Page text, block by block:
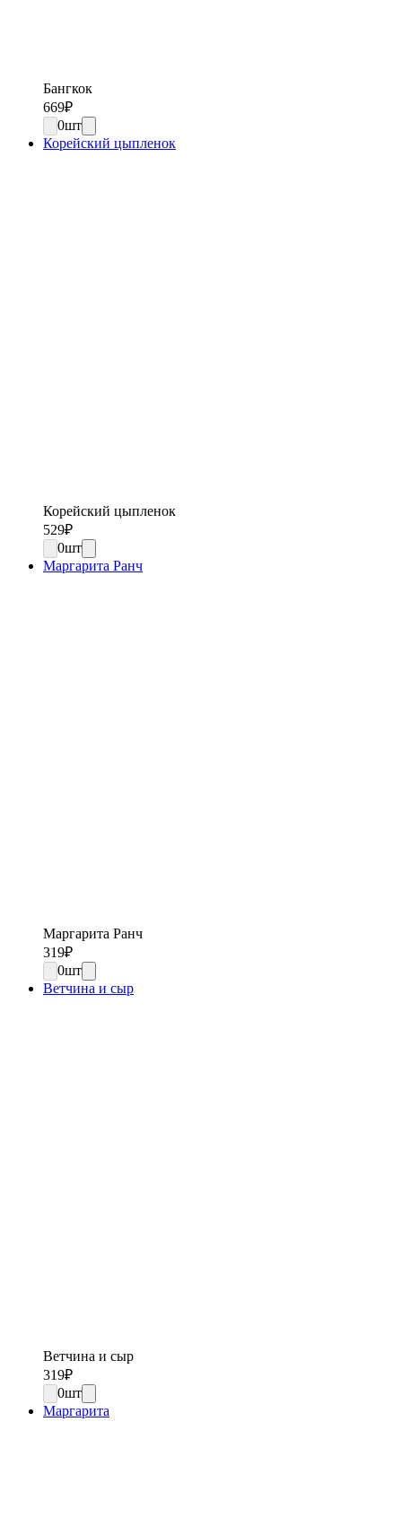
Бангкок
669₽
0шт
Корейский цыпленок
Корейский цыпленок
529₽
0шт
Маргарита Ранч
Маргарита Ранч
319₽
0шт
Ветчина и сыр
Ветчина и сыр
319₽
0шт
Маргарита